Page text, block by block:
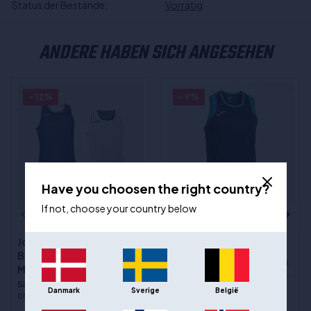
Status der Bestände: Vorrätig
ANDERE HABEN SICH ANGESEHEN
Joma Aro Reversible
Basketball Trikot -
Marine/Weiß
Sizes
:2XS / 152 cm, XS / 164
cm, S, M, L, XL, 2XL
Trikot - Marine
:5XS / 116 cm, 4XS / 128
cm, 3XS / 140 cm, 2XS / 152 cm,
XS / 164 cm, S, M, L, XL, 2XL, 3XL,
Have you choosen the right country?
If not, choose your country below
Danmark Sverige België